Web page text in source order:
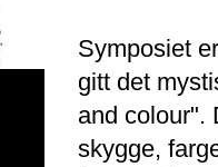
Symposiet
gitt det
and colour".
skygge,